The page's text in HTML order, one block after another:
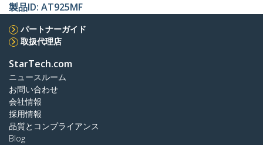
製品ID: AT925MF
パートナーガイド
取扱代理店
StarTech.com
ニュースルーム
お問い合わせ
会社情報
採用情報
品質とコンプライアンス
Blog